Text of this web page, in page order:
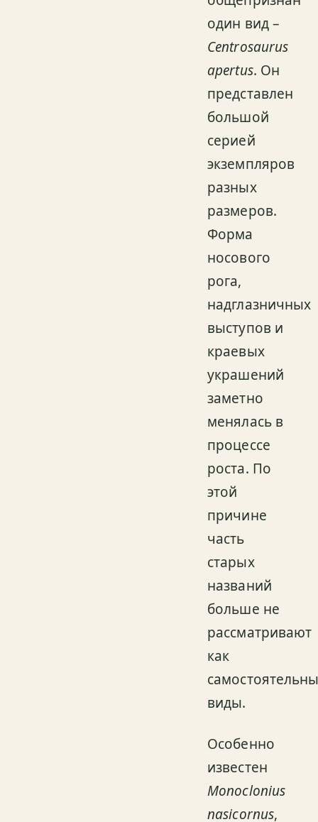
один вид –
Centrosaurus
apertus. Он
представлен
большой
серией
экземпляров
разных
размеров.
Форма
носового
рога,
надглазничных
выступов и
краевых
украшений
заметно
менялась в
процессе
роста. По
этой
причине
часть
старых
названий
больше не
рассматривают
как
виды.
Особенно
известен
Monoclonius
nasicornus,